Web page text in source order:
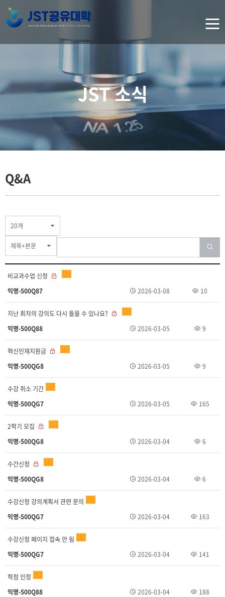
JST 소식
Q&A
20개
제목+본문
1
비교과수업 신청
익명-500Q87
2026-03-08 10
1
지난 회차의 강의도 다시 들을 수 있나요?
익명-500Q88
2026-03-05 9
1
혁신인재지원금
익명-500QG8
2026-03-05 9
1
수강 취소 기간
익명-500QG7
2026-03-05 165
1
2학기 모집
익명-500QG8
2026-03-04 6
1
수간신청
익명-500QG8
2026-03-04 6
1
수강신청 강의계획서 관련 문의
익명-500QG7
2026-03-04 163
1
수강신청 페이지 접속 안 됨
익명-500QG7
2026-03-04 141
1
학점 인정
익명-500Q88
2026-03-04 188